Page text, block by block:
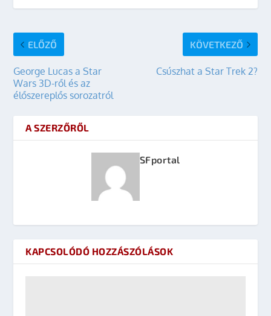
ELŐZŐ
George Lucas a Star
Wars 3D-ről és az
élőszereplős sorozatról
KÖVETKEZŐ
Csúszhat a Star Trek 2?
A SZERZŐRŐL
SFportal
KAPCSOLÓDÓ HOZZÁSZÓLÁSOK